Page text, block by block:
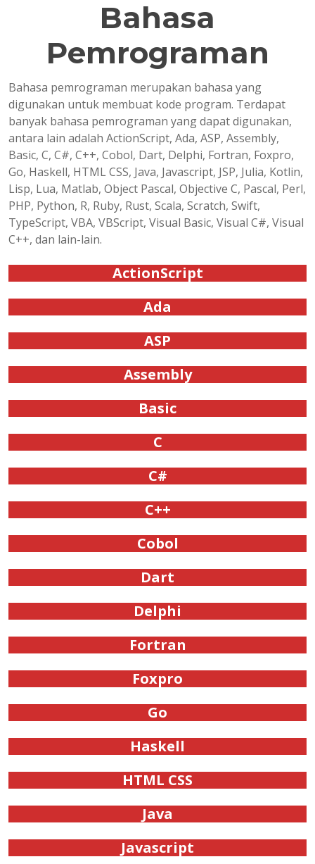
Bahasa
Pemrograman
Bahasa pemrograman merupakan bahasa yang
digunakan untuk membuat kode program. Terdapat
banyak bahasa pemrograman yang dapat digunakan,
antara lain adalah ActionScript, Ada, ASP, Assembly,
Basic, C, C#, C++, Cobol, Dart, Delphi, Fortran, Foxpro,
Go, Haskell, HTML CSS, Java, Javascript, JSP, Julia, Kotlin,
Lisp, Lua, Matlab, Object Pascal, Objective C, Pascal, Perl,
PHP, Python, R, Ruby, Rust, Scala, Scratch, Swift,
TypeScript, VBA, VBScript, Visual Basic, Visual C#, Visual
C++, dan lain-lain.
ActionScript
Ada
ASP
Assembly
Basic
C
C#
C++
Cobol
Dart
Delphi
Fortran
Foxpro
Go
Haskell
HTML CSS
Java
Javascript